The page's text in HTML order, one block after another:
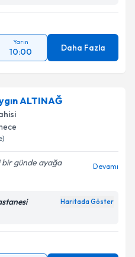
Yarın
10:00 Daha Fazla
ALTINAĞ
bir günde ayağa
Devamı
Haritada Göster